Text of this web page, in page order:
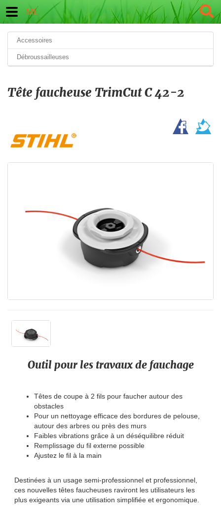
ML
Accessoires
Débroussailleuses
Tête faucheuse TrimCut C 42-2
Outil pour les travaux de fauchage
Têtes de coupe à 2 fils pour faucher autour des
obstacles
Pour un nettoyage efficace des bordures de pelouse,
autour des arbres ou près des murs
Faibles vibrations grâce à un déséquilibre réduit
Remplissage du fil externe possible
Ajustez le fil à la main
Destinées à un usage semi-professionnel et professionnel,
ces nouvelles têtes faucheuses raviront les utilisateurs les
plus exigeants via une utilisation simplifiée et ergonomique.